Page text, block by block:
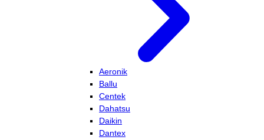
Aeronik
Ballu
Centek
Dahatsu
Daikin
Dantex